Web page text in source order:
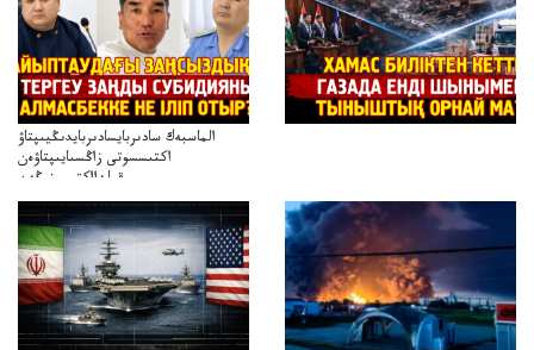
الماسبەك سادىربايسادىربايدىڭيىپتاۋ
اكتىسسوتى زاڭسىايىپتاۋەن
قولدااكتىسىنىڭەن
ميلليونزاڭسىزدىعىمەنقولدانوسىرىلگەنميلليوندار